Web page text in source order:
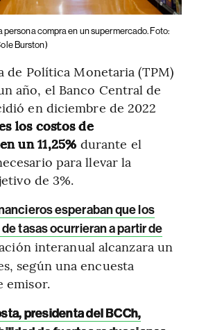
persona compra en un supermercado. Foto:
Burston)
de Política Monetaria (TPM)
año, el Banco Central de
en diciembre de 2022
los costos de
un 11,25% durante el
para llevar la
de 3%.
esperaban que los
tasas ocurrieran a partir de
interanual alcanzara un
según una encuesta
emisor.
presidenta del BCCh,